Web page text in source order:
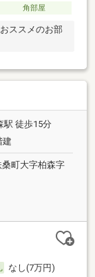
角部屋
ススメのお部
駅 徒歩15分
建
町大字柏森字
なし(7万円)